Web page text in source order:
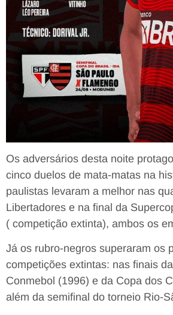
Os adversários desta noite
cinco duelos de mata-matas na
paulistas levaram a melhor nas
Libertadores e na final da
( competição extinta), ambos os
Já os rubro-negros superaram os
competições extintas: nas finais
Conmebol (1996) e da Copa dos
além da semifinal do torneio Rio-